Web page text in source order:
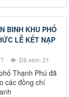
BINH KHU PHỐ
LỄ KẾT NẠP
Đã xem: 21
Thạnh Phú đã
các đồng chí